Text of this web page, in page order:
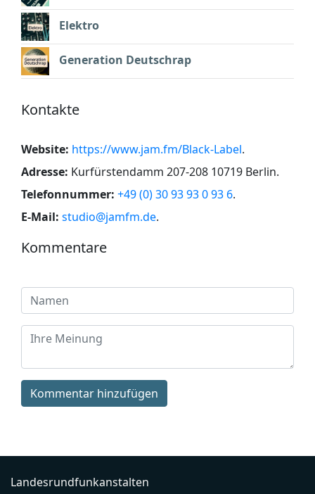
Elektro
Generation Deutschrap
Kontakte
Website: https://www.jam.fm/Black-Label.
Adresse: Kurfürstendamm 207-208 10719 Berlin.
Telefonnummer: +49 (0) 30 93 93 0 93 6.
E-Mail: studio@jamfm.de.
Kommentare
Kommentar hinzufügen
Landesrundfunkanstalten